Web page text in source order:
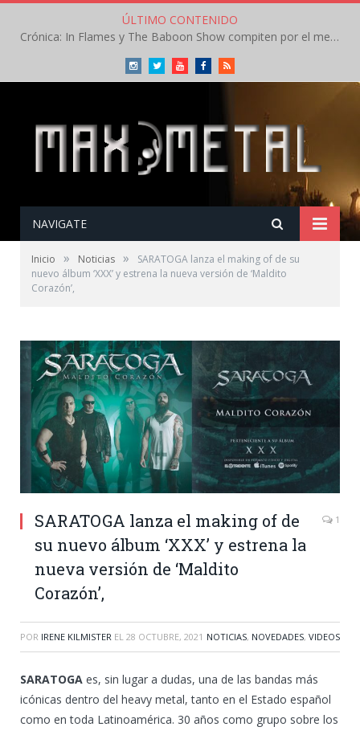
ÚLTIMO CONTENIDO
Crónica: In Flames y The Baboon Show compiten por el mejor concierto del día en el Leyendas del Rock – Viernes – Agosto 2026
InstagramTwitterYoutubeFacebookRSS
NAVIGATE
Inicio » Noticias »
SARATOGA lanza el making of de su
nuevo álbum ‘XXX’ y estrena la nueva versión de ‘Maldito
Corazón’,
SARATOGA lanza el making of de
su nuevo álbum ‘XXX’ y estrena la
nueva versión de ‘Maldito
Corazón’,
1
POR IRENE KILMISTER EL 28 OCTUBRE, 2021 NOTICIAS, NOVEDADES, VIDEOS
SARATOGA es, sin lugar a dudas, una de las bandas más
icónicas dentro del heavy metal, tanto en el Estado español
como en toda Latinoamérica. 30 años como grupo sobre los